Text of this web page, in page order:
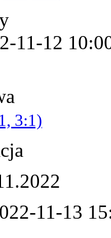
11-12
3:1)
11-13